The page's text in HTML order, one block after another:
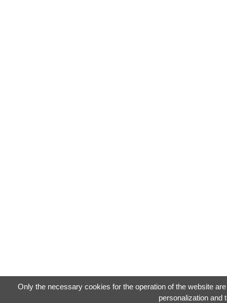
Only the necessary cookies for the operation of the website
personalization and